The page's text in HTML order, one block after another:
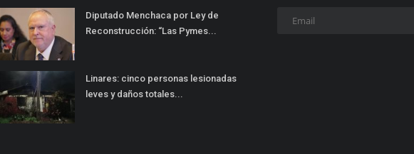
Diputado Menchaca por Ley de
Reconstrucción: “Las Pymes...
Linares: cinco personas lesionadas
leves y daños totales...